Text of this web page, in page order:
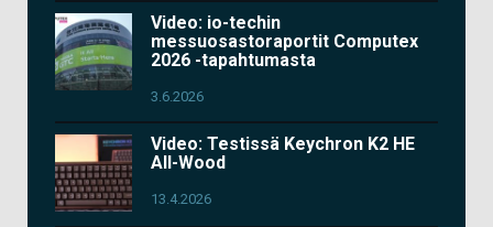
Video: io-techin
messuosastoraportit Computex
2026 -tapahtumasta
3.6.2026
Video: Testissä Keychron K2 HE
All-Wood
13.4.2026